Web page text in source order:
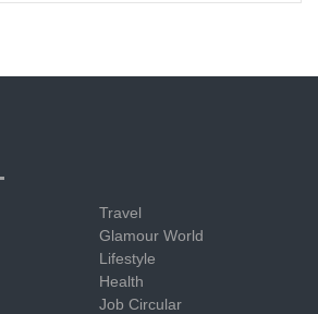
Travel
Glamour World
Lifestyle
Health
Job Circular